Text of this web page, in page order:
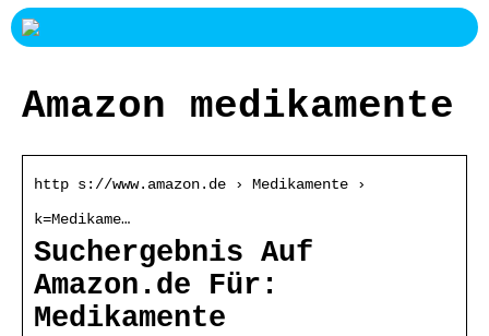
Amazon medikamente
http s://www.amazon.de › Medikamente ›
k=Medikame…
Suchergebnis Auf
Amazon.de Für:
Medikamente